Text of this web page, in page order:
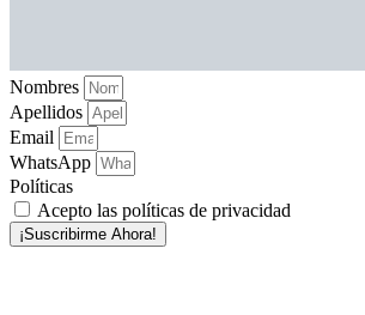
Nombres
Apellidos
Email
WhatsApp
Políticas
Acepto las políticas de privacidad
¡Suscribirme Ahora!